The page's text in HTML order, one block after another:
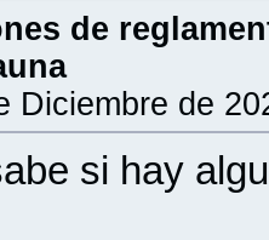
de
Diciembre de
si hay